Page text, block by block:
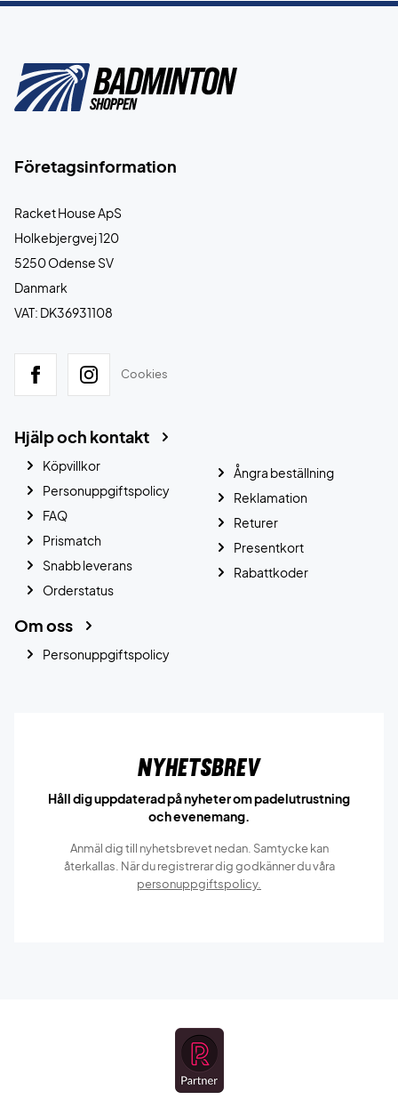
Företagsinformation
Racket House ApS
Holkebjergvej 120
5250 Odense SV
Danmark
VAT: DK36931108
Cookies
Hjälp och kontakt
Köpvillkor
Personuppgiftspolicy
FAQ
Prismatch
Snabb leverans
Orderstatus
Ångra beställning
Reklamation
Returer
Presentkort
Rabattkoder
Om oss
Personuppgiftspolicy
Nyhetsbrev
Håll dig uppdaterad på nyheter om padelutrustning
och evenemang.
Anmäl dig till nyhetsbrevet nedan. Samtycke kan
återkallas. När du registrerar dig godkänner du våra
personuppgiftspolicy.